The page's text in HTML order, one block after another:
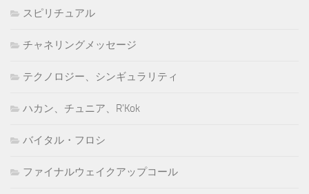
スピリチュアル
チャネリングメッセージ
テクノロジー、シンギュラリティ
ハカン、チュニア、R'Kok
バイタル・フロシ
ファイナルウェイクアップコール